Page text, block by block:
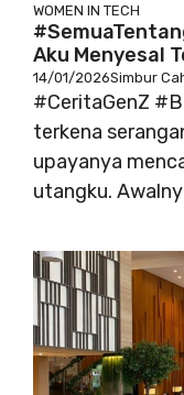
WOMEN IN TECH
Aku Menyesal
14/01/2026Simbur
#CeritaGenZ
terkena
upayanya
utangku.